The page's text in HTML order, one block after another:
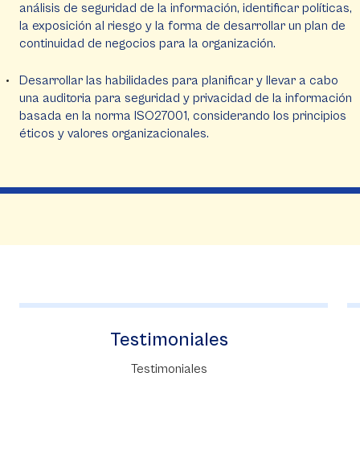
análisis de seguridad de la información, identificar políticas,
la exposición al riesgo y la forma de desarrollar un plan de
continuidad de negocios para la organización.
Desarrollar las habilidades para planificar y llevar a cabo
una auditoria para seguridad y privacidad de la información
basada en la norma ISO27001, considerando los principios
éticos y valores organizacionales.
Instituto Forum
Forum tiene como misión contribuir al